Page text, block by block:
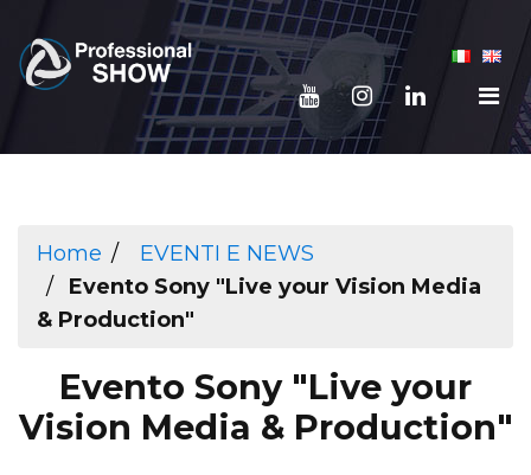
Home
EVENTI E NEWS
Evento Sony "Live your Vision Media
& Production"
Evento Sony "Live your
Vision Media & Production"